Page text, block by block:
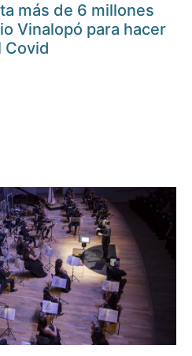
más de 6 millones
Vinalopó para hacer
Covid